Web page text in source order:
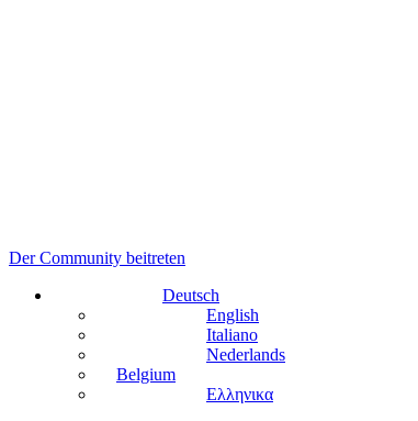
Der Community beitreten
Deutsch
English
Italiano
Nederlands
Belgium
Ελληνικα